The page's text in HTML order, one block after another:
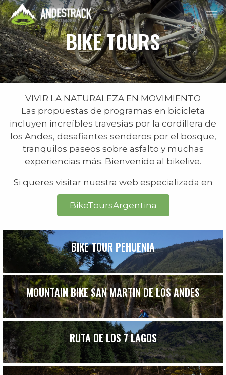
BIKE TOURS
VIVIR LA NATURALEZA EN MOVIMIENTO
Las propuestas de programas en bicicleta
incluyen increíbles travesías por la cordillera de
los Andes, desafiantes senderos por el bosque,
tranquilos paseos sobre asfalto y muchas
experiencias más. Bienvenido al bikelive.
Si queres visitar nuestra web especializada en
BikeToursArgentina
BIKE TOUR PEHUENIA
MOUNTAIN BIKE SAN MARTIN DE LOS ANDES
RUTA DE LOS 7 LAGOS